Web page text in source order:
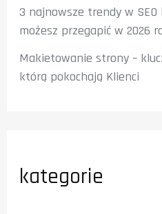
3 najnowsze trendy w
możesz przegapić w 2026
Makietowanie strony –
którą pokochają Klienci
kategorie